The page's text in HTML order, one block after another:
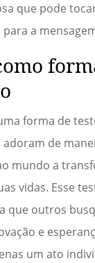
que pode
a
forma de
de
mundo a
vidas. Esse
que outros
e
um ato